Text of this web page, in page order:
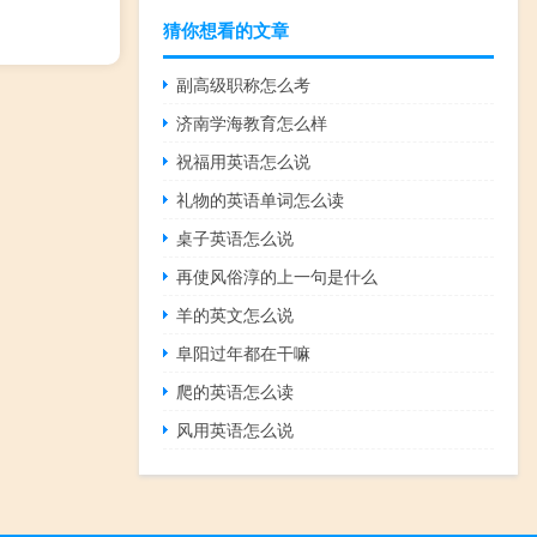
猜你想看的文章
副高级职称怎么考
济南学海教育怎么样
祝福用英语怎么说
礼物的英语单词怎么读
桌子英语怎么说
再使风俗淳的上一句是什么
羊的英文怎么说
阜阳过年都在干嘛
爬的英语怎么读
风用英语怎么说